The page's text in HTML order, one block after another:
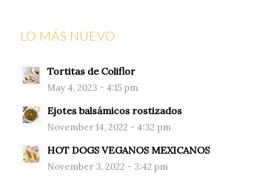
LO MÁS NUEVO
Tortitas de Coliflor
May 4, 2023 - 4:15 pm
Ejotes balsámicos rostizados
November 14, 2022 - 4:32 pm
HOT DOGS VEGANOS MEXICANOS
November 3, 2022 - 3:42 pm